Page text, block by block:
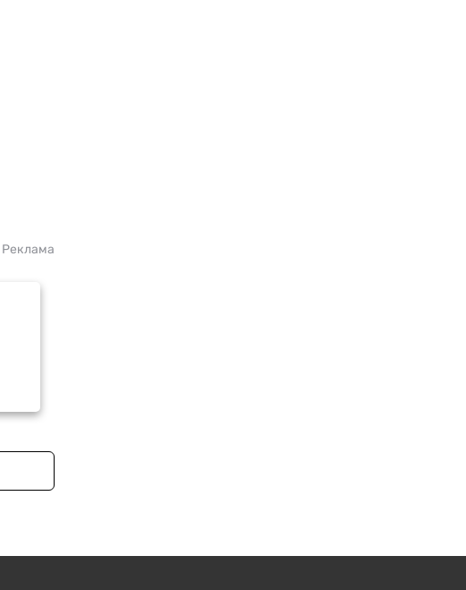
Реклама